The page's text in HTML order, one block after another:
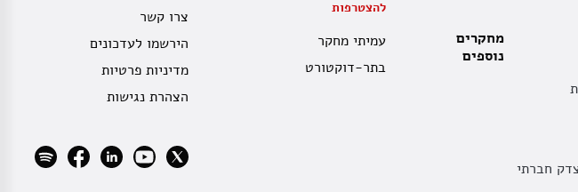
חברתי
מחקרים
נוספים
להצטרפות
עמיתי מחקר
בתר-דוקטורט
צרו קשר
הירשמו לעדכונים
מדיניות פרטיות
הצהרת נגישות